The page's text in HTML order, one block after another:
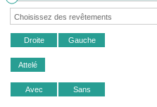
Droite Gauche
Attelé
Avec Sans